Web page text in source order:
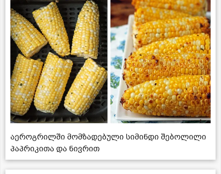
აეროგრილში მომზადებული სიმინდი შებოლილი
პაპრიკითა და ნივრით